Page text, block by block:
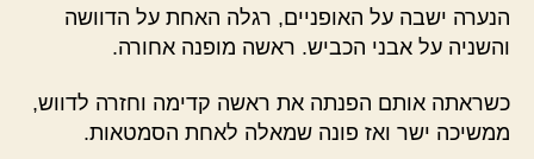
הנערה ישבה על האופניים, רגלה האחת על הדוושה
והשניה על אבני הכביש. ראשה מופנה אחורה.
כשראתה אותם הפנתה את ראשה קדימה וחזרה לדווש,
ממשיכה ישר ואז פונה שמאלה לאחת הסמטאות.